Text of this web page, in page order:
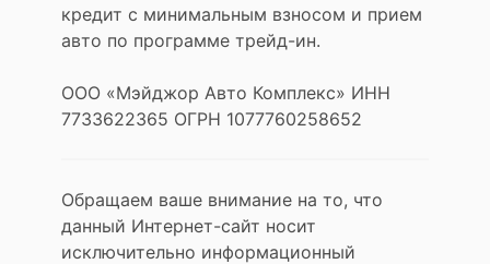
кредит с минимальным взносом и прием
авто по программе трейд-ин.
ООО «Мэйджор Авто Комплекс» ИНН
7733622365 ОГРН 1077760258652
Обращаем ваше внимание на то, что
данный Интернет-сайт носит
исключительно информационный